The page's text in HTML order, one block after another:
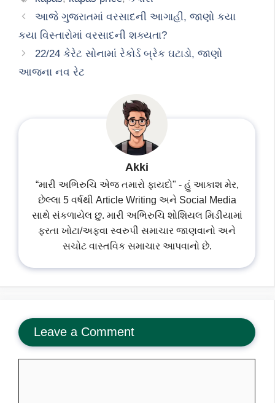
આજે ગુજરાતમાં વરસાદની આગાહી, જાણો કયા
કયા વિસ્તારોમાં વરસાદની શક્યતા?
22/24 કેરેટ સોનામાં રેકોર્ડ બ્રેક ઘટાડો, જાણો
આજના નવ રેટ
Akki
“મારી અભિરુચિ એજ તમારો ફાયદો" - હું આકાશ મેર,
છેલ્લા 5 વર્ષથી Article Writing અને Social Media
સાથે સંકળાયેલ છુ. મારી અભિરુચિ શોશિયલ મિડીયામાં
ફરતા ખોટા/અફવા સ્વરુપી સમાચાર જાણવાનો અને
સચોટ વાસ્તવિક સમાચાર આપવાનો છે.
Leave a Comment